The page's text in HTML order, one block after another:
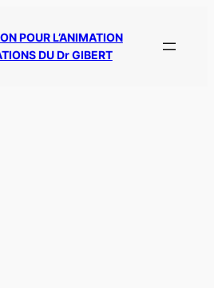
POUR L’ANIMATION
DU Dr GIBERT